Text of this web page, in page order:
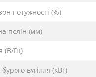
потужності (%)
полін (мм)
(В/Гц)
вугілля (кВт)